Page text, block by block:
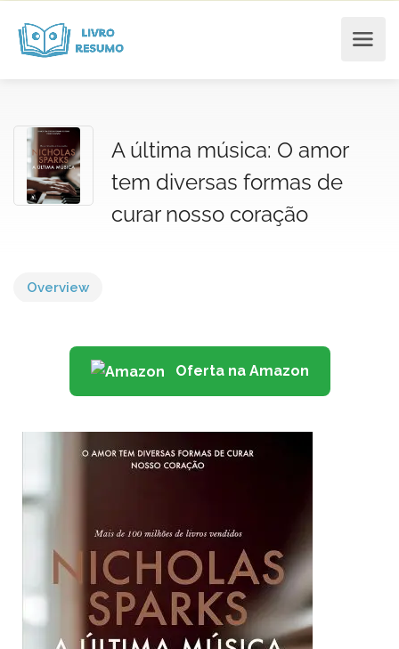
A última música: O amor
tem diversas formas de
curar nosso coração
Overview
Oferta na Amazon